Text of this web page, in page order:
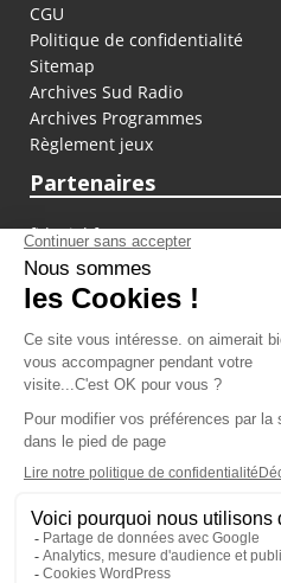
CGU
Politique de confidentialité
Sitemap
Archives Sud Radio
Archives Programmes
Règlement jeux
Partenaires
fiducial.fr
lyoncapitale.fr
olympique-et-lyonnais.com
L'application Iphone /
Téléchargez
Les cookies
Gestion des cookies
Crédit photos : ©Sud